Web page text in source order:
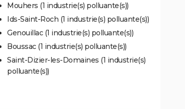
Mouhers (1 industrie(s) polluante(s))
Ids-Saint-Roch (1 industrie(s) polluante(s))
Genouillac (1 industrie(s) polluante(s))
Boussac (1 industrie(s) polluante(s))
Saint-Dizier-les-Domaines (1 industrie(s)
polluante(s))